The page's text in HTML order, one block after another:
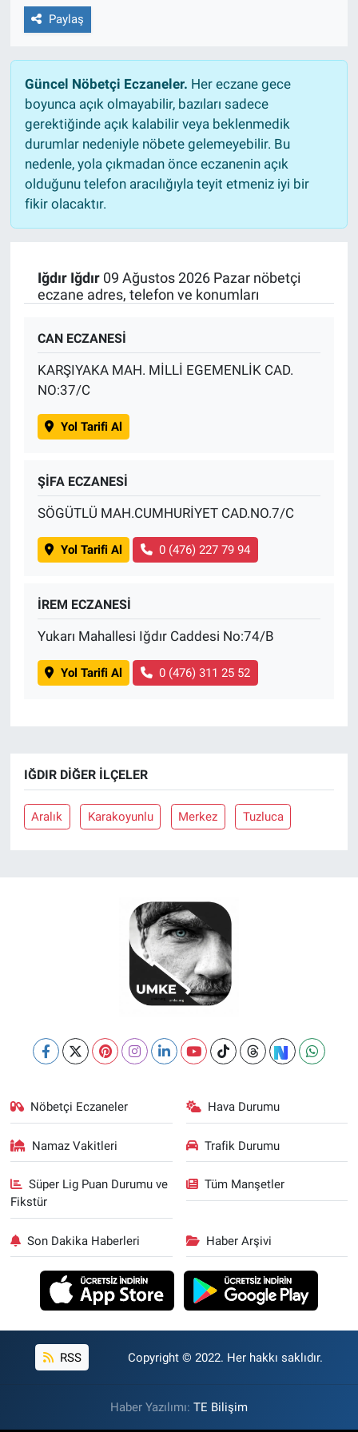
Paylaş
Güncel Nöbetçi Eczaneler. Her eczane gece
boyunca açık olmayabilir, bazıları sadece
gerektiğinde açık kalabilir veya beklenmedik
durumlar nedeniyle nöbete gelemeyebilir. Bu
nedenle, yola çıkmadan önce eczanenin açık
olduğunu telefon aracılığıyla teyit etmeniz iyi bir
fikir olacaktır.
Iğdır Iğdır09 Ağustos 2026 Pazar nöbetçi
eczane adres, telefon ve konumları
CAN ECZANESİ
KARŞIYAKA MAH. MİLLİ EGEMENLİK CAD.
NO:37/C
Yol Tarifi Al
ŞİFA ECZANESİ
SÖGÜTLÜ MAH.CUMHURİYET CAD.NO.7/C
Yol Tarifi Al 0 (476) 227 79 94
İREM ECZANESİ
Yukarı Mahallesi Iğdır Caddesi No:74/B
Yol Tarifi Al 0 (476) 311 25 52
IĞDIR DIĞER İLÇELER
Aralık Karakoyunlu Merkez Tuzluca
Nöbetçi Eczaneler Hava Durumu
Namaz Vakitleri Trafik Durumu
Süper Lig Puan Durumu ve
Fikstür
Tüm Manşetler
Son Dakika Haberleri Haber Arşivi
RSS Copyright © 2022. Her hakkı saklıdır.
Haber Yazılımı: TE Bilişim